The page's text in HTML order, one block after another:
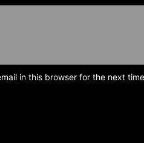
in this browser for the next